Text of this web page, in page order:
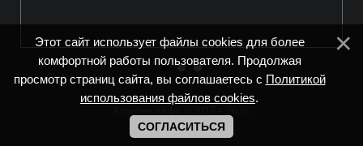
Этот сайт использует файлы cookies для более
комфортной работы пользователя. Продолжая
просмотр страниц сайта, вы соглашаетесь с Политикой
использования файлов cookies.
СОГЛАСИТЬСЯ